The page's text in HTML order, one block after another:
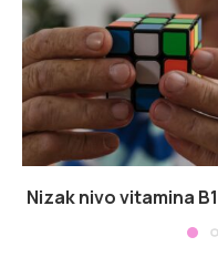
Nizak nivo vitamina